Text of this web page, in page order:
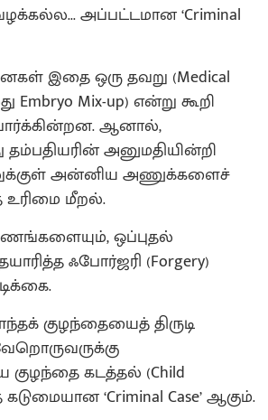
அப்பட்டமான ‘Criminal
இதை ஒரு தவறு (Medical
Embryo Mix-up) என்று கூறி
ஆனால்,
அனுமதியின்றி
அன்னிய அணுக்களைச்
உரிமை மீறல்.
ஒப்புதல்
ஃபோர்ஜரி (Forgery)
குழந்தையைத் திருடி
குழந்தை கடத்தல் (Child
கடுமையான ‘Criminal Case’ ஆகும்.